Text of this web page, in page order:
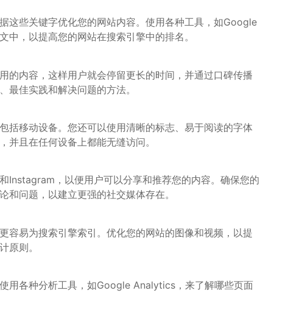
这些关键字优化您的网站内容。使用各种工具，如Google
，以提高您的网站在搜索引擎中的排名。
的内容，这样用户就会停留更长的时间，并通过口碑传播
佳实践和解决问题的方法。
括移动设备。您还可以使用清晰的标志、易于阅读的字体
且在任何设备上都能无缝访问。
Instagram，以便用户可以分享和推荐您的内容。确保您的
问题，以建立更强的社交媒体存在。
容易为搜索引擎索引。优化您的网站的图像和视频，以提
原则。
用各种分析工具，如Google Analytics，来了解哪些页面